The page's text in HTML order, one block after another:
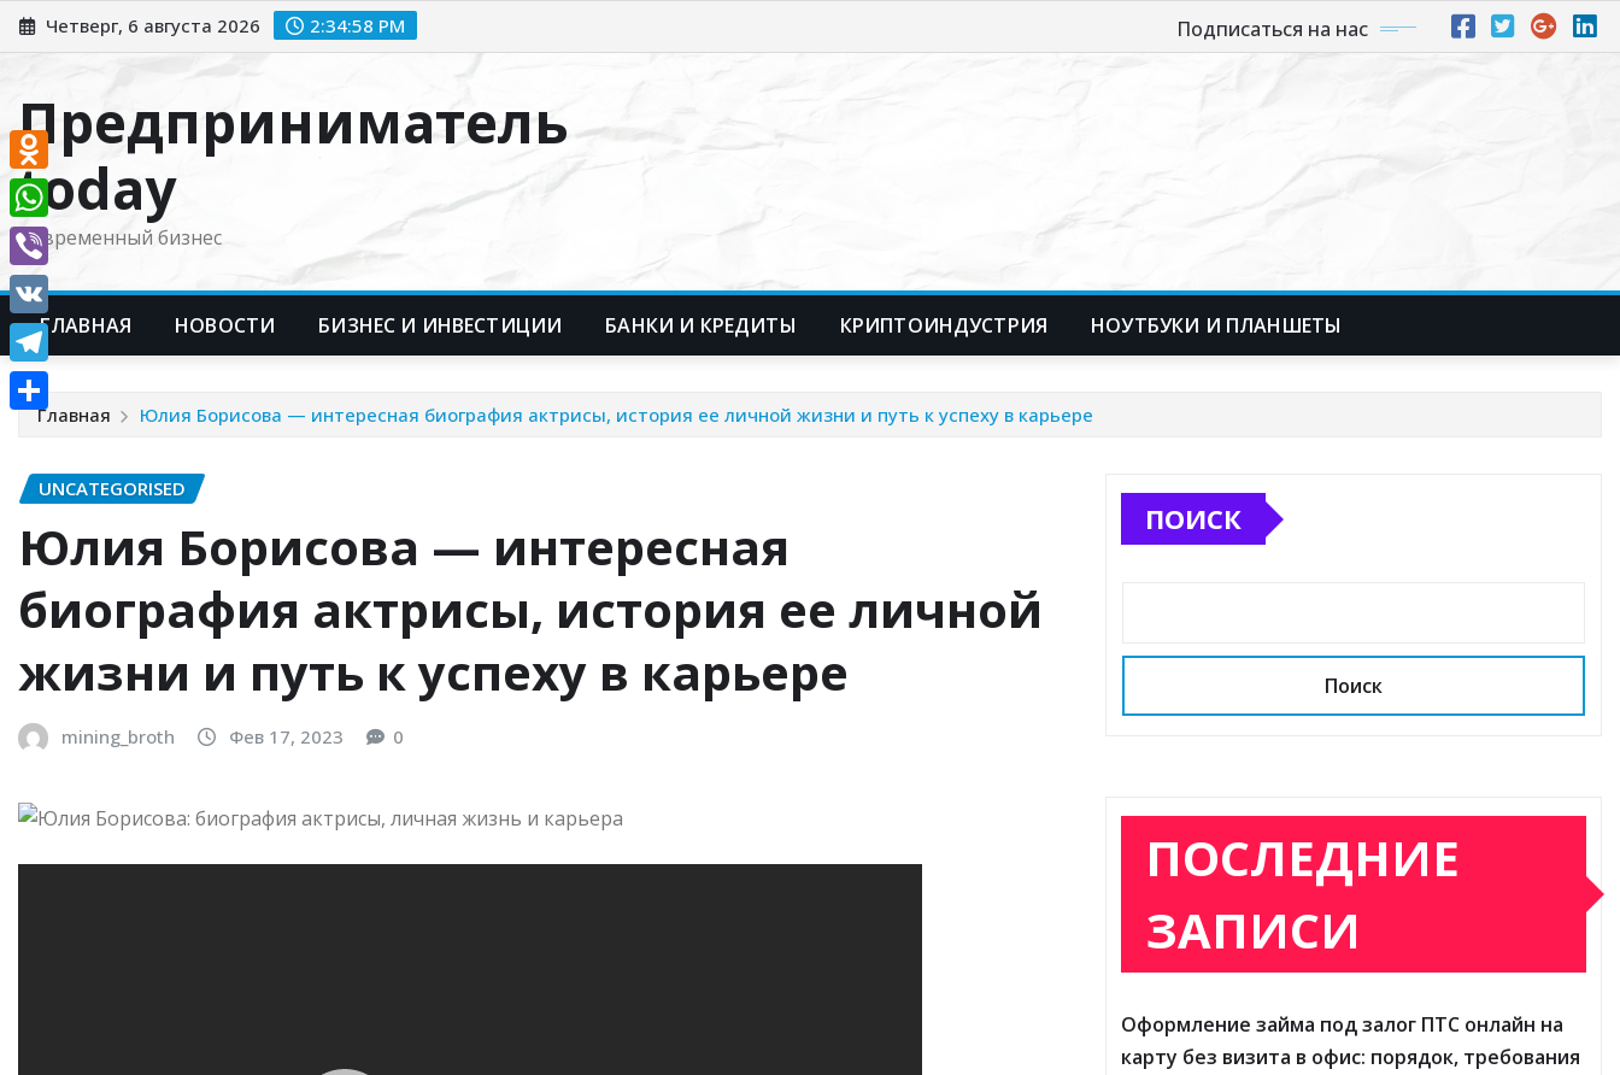
Перейти
к
Четверг, 6 августа 2026 2:34:59 PM Подписаться на нас
Предприниматель
today
Современный бизнес
ГЛАВНАЯ НОВОСТИ БИЗНЕС И ИНВЕСТИЦИИ БАНКИ И КРЕДИТЫ КРИПТОИНДУСТРИЯ НОУТБУКИ И ПЛАНШЕТЫ
Главная Юлия Борисова — интересная биография актрисы, история ее личной жизни и путь к успеху в карьере
UNCATEGORISED
Юлия Борисова — интересная
биография актрисы, история ее личной
жизни и путь к успеху в карьере
mining_broth Фев 17, 2023 0
ПОИСК
Поиск
ПОСЛЕДНИЕ
ЗАПИСИ
Оформление займа под залог ПТС онлайн на
карту без визита в офис: порядок, требования
Odnoklassniki
WhatsApp
Viber
VK
Telegram
Отправить